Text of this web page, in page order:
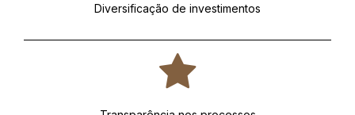
Diversificação de investimentos